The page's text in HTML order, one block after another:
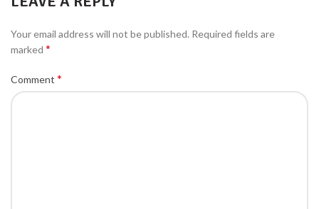
Your email address will not be published. Required fields are
marked *
Comment *